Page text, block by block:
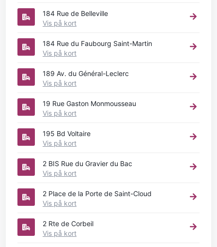
184 Rue de Belleville
Vis på kort
184 Rue du Faubourg Saint-Martin
Vis på kort
189 Av. du Général-Leclerc
Vis på kort
19 Rue Gaston Monmousseau
Vis på kort
195 Bd Voltaire
Vis på kort
2 BIS Rue du Gravier du Bac
Vis på kort
2 Place de la Porte de Saint-Cloud
Vis på kort
2 Rte de Corbeil
Vis på kort